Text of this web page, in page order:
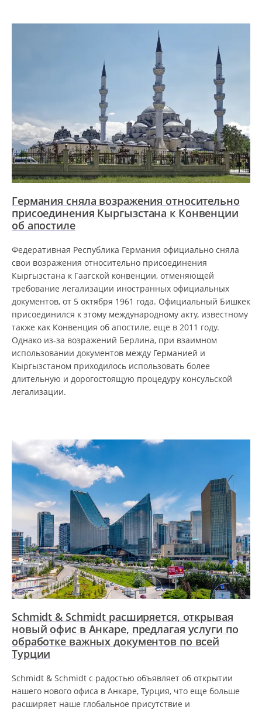
Германия сняла возражения относительно
присоединения Кыргызстана к Конвенции
об апостиле
Федеративная Республика Германия официально сняла
свои возражения относительно присоединения
Кыргызстана к Гаагской конвенции, отменяющей
требование легализации иностранных официальных
документов, от 5 октября 1961 года. Официальный Бишкек
присоединился к этому международному акту, известному
также как Конвенция об апостиле, еще в 2011 году.
Однако из-за возражений Берлина, при взаимном
использовании документов между Германией и
Кыргызстаном приходилось использовать более
длительную и дорогостоящую процедуру консульской
легализации.
Schmidt & Schmidt расширяется, открывая
новый офис в Анкаре, предлагая услуги по
обработке важных документов по всей
Турции
Schmidt & Schmidt с радостью объявляет об открытии
нашего нового офиса в Анкаре, Турция, что еще больше
расширяет наше глобальное присутствие и